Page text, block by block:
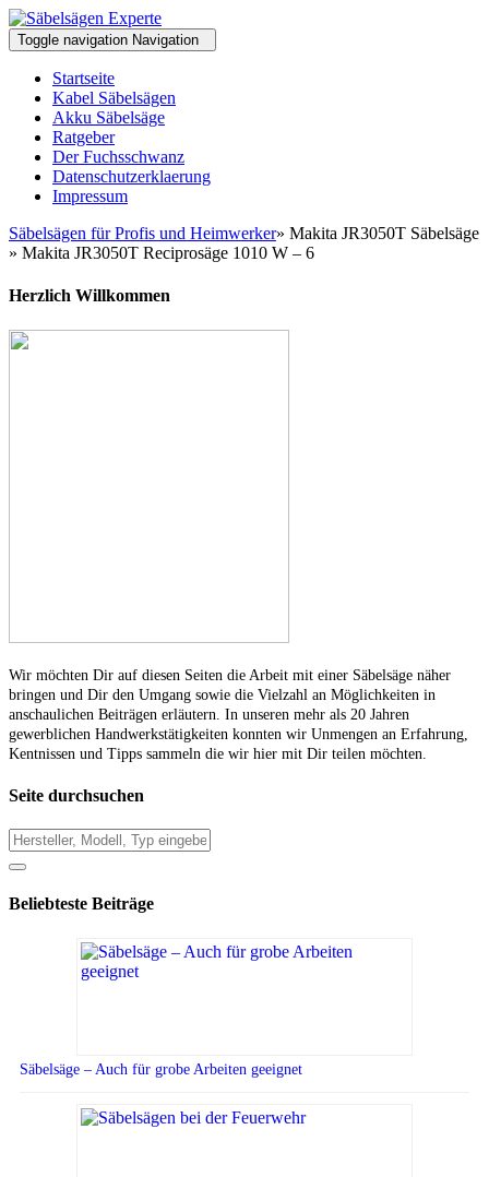
Toggle navigation Navigation
Startseite
Kabel Säbelsägen
Akku Säbelsäge
Ratgeber
Der Fuchsschwanz
Datenschutzerklaerung
Impressum
Säbelsägen für Profis und Heimwerker» Makita JR3050T Säbelsäge
» Makita JR3050T Reciprosäge 1010 W – 6
Herzlich Willkommen
Wir möchten Dir auf diesen Seiten die Arbeit mit einer Säbelsäge näher
bringen und Dir den Umgang sowie die Vielzahl an Möglichkeiten in
anschaulichen Beiträgen erläutern. In unseren mehr als 20 Jahren
gewerblichen Handwerkstätigkeiten konnten wir Unmengen an Erfahrung,
Kentnissen und Tipps sammeln die wir hier mit Dir teilen möchten.
Seite durchsuchen
Beliebteste Beiträge
Säbelsäge – Auch für grobe Arbeiten geeignet